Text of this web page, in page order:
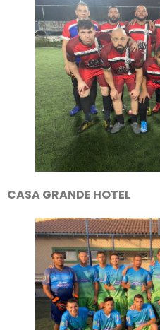
CASA GRANDE HOTEL